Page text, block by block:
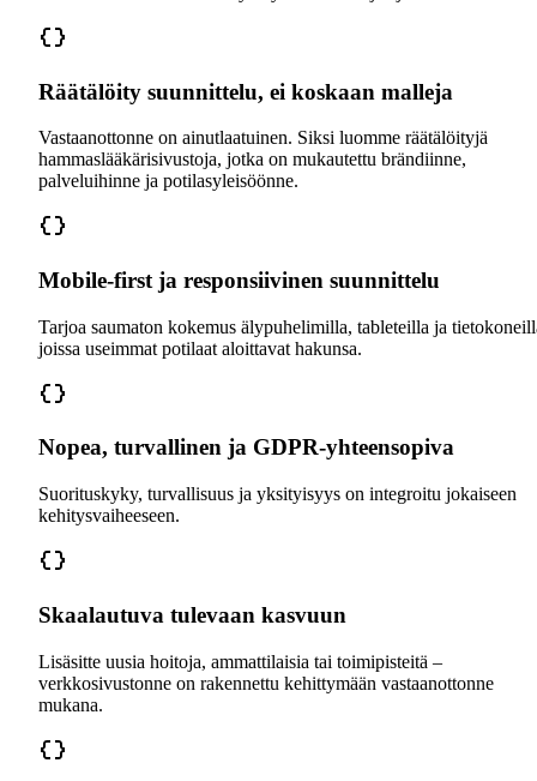
Räätälöity suunnittelu, ei koskaan malleja
Vastaanottonne on ainutlaatuinen. Siksi luomme räätälöityjä
hammaslääkärisivustoja, jotka on mukautettu brändiinne,
palveluihinne ja potilasyleisöönne.
Mobile-first ja responsiivinen suunnittelu
Tarjoa saumaton kokemus älypuhelimilla, tableteilla ja
joissa useimmat potilaat aloittavat hakunsa.
Nopea, turvallinen ja GDPR-yhteensopiva
Suorituskyky, turvallisuus ja yksityisyys on integroitu jokaiseen
kehitysvaiheeseen.
Skaalautuva tulevaan kasvuun
Lisäsitte uusia hoitoja, ammattilaisia tai toimipisteitä –
verkkosivustonne on rakennettu kehittymään vastaanottonne
mukana.